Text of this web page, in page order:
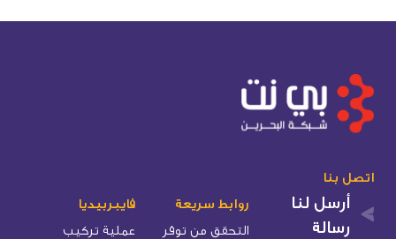
اتصل بنا
أرسل لنا
رسالة
روابط سريعة
التحقق من توفر
فايبربيديا
عملية تركيب